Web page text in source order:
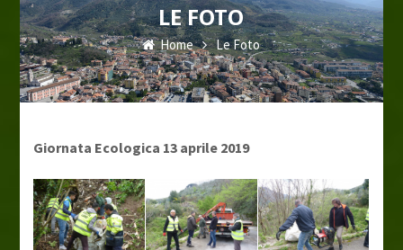
LE FOTO
Home Le Foto
Giornata Ecologica 13 aprile 2019